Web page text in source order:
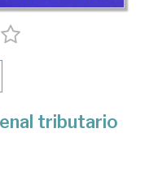
tributario